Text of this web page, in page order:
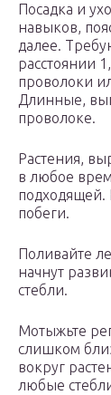
Посадка и
навыков,
далее.
расстоянии
проволоки
Длинные,
проволоке.
Растения,
в любое
подходящей.
побеги.
Поливайте
начнут
стебли.
Мотыжьте
слишком
вокруг
любые